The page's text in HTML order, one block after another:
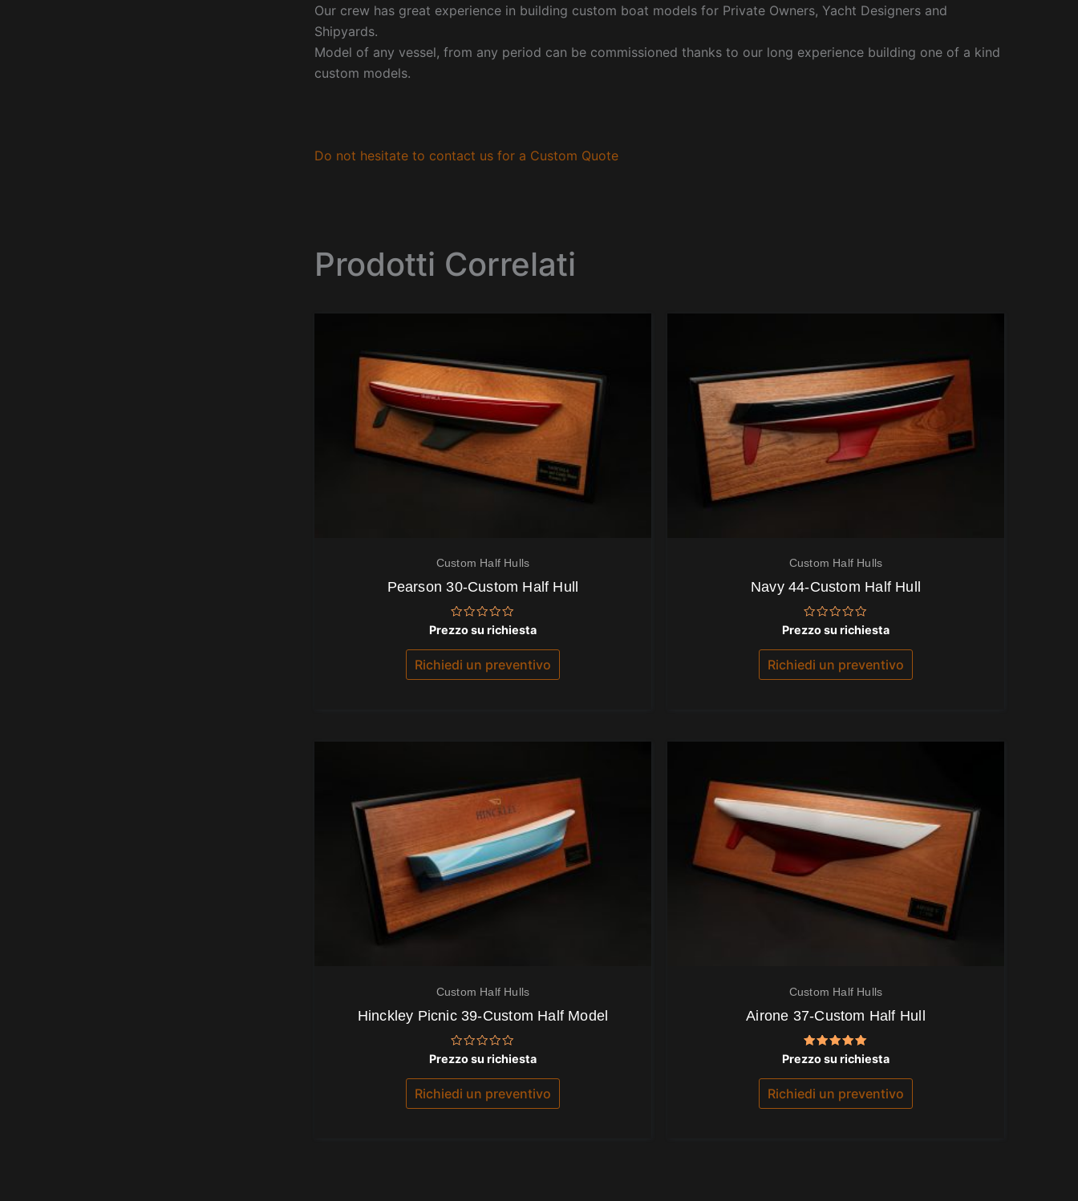
Our crew has great experience in building custom boat models for Private Owners, Yacht Designers and
Shipyards.
Model of any vessel, from any period can be commissioned thanks to our long experience building one of a kind
custom models.
Do not hesitate to contact us for a Custom Quote
Prodotti Correlati
Custom Half Hulls
Pearson 30-Custom Half Hull
Valutato
su
5
Prezzo su richiesta
Richiedi un preventivo
Custom Half Hulls
Navy 44-Custom Half Hull
Valutato
su
5
Prezzo su richiesta
Richiedi un preventivo
Custom Half Hulls
Hinckley Picnic 39-Custom Half Model
Valutato
0
su
5
Prezzo su richiesta
Richiedi un preventivo
Custom Half Hulls
Airone 37-Custom Half Hull
Valutato
5.00
su 5
Prezzo su richiesta
Richiedi un preventivo